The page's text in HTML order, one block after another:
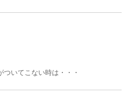
いてこない時は・・・